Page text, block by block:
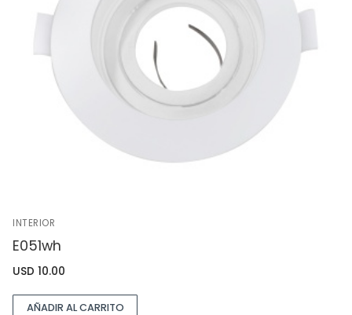
INTERIOR
E051wh
USD 10.00
AÑADIR AL CARRITO